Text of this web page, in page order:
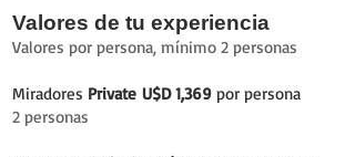
Valores de tu experiencia
Valores por persona, mínimo 2 personas
Miradores Private U$D 1,369 por persona
2 personas